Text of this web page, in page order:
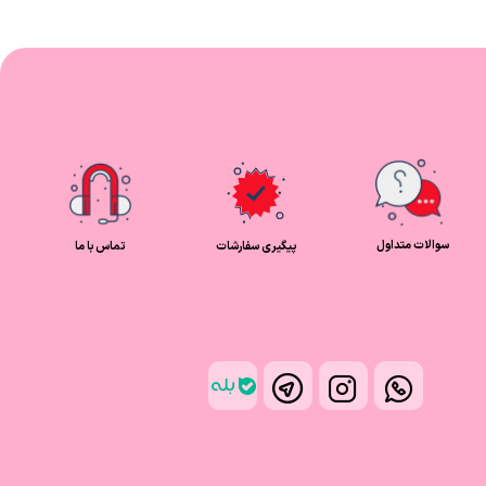
سوالات متداول پیگیری سفارشات تماس با ما